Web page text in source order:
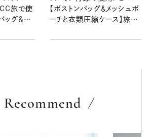
旅で使
ッグ＆メ
ビュー
【ボストンバッグ＆メッシュポ
ーチと衣類圧縮ケース】旅の
Recommend